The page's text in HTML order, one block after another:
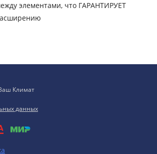
элементами, что ГАРАНТИРУЕТ
Климат
данных